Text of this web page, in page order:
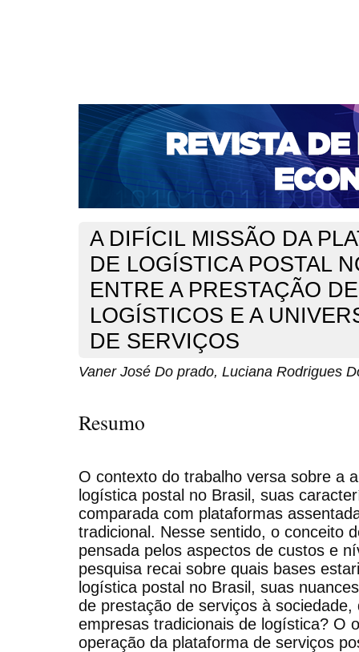
CAPA SOBRE ACESSO CADASTRO
NOTÍCIAS
PORTAL DE REVISTAS DA UNIFACS
BASES DE DADOS E INDEXADORES
Capa Ano XXIV - V. 3 - N. 53 - Dezembro de 2022 >Do prado
A DIFÍCIL MISSÃO DA
DE LOGÍSTICA POSTAL
ENTRE A PRESTAÇÃO
LOGÍSTICOS E A
DE SERVIÇOS
Vaner José Do prado, Luciana Rodrigues
Resumo
O contexto do trabalho versa sobre a
logística postal no Brasil, suas
comparada com plataformas
tradicional. Nesse sentido, o conceito
pensada pelos aspectos de custos e
pesquisa recai sobre quais bases
logística postal no Brasil, suas
de prestação de serviços à
empresas tradicionais de logística? O
operação da plataforma de serviços